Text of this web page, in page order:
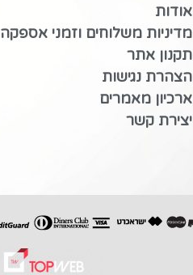
אודות
מדיניות משלוחים וזמני אספקה
תקנון אתר
הצהרת נגישות
ארכיון מאמרים
יצירת קשר